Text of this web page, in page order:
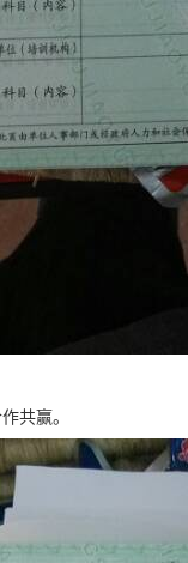
共赢。